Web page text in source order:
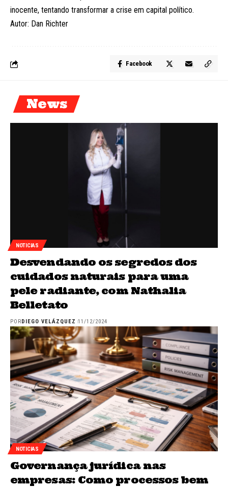
inocente, tentando transformar a crise em capital político.
Autor: Dan Richter
Facebook
News
NOTICIAS
Desvendando os segredos dos
cuidados naturais para uma
pele radiante, com Nathalia
Belletato
POR DIEGO VELÁZQUEZ 11/12/2024
NOTICIAS
Governança jurídica nas
empresas: Como processos bem